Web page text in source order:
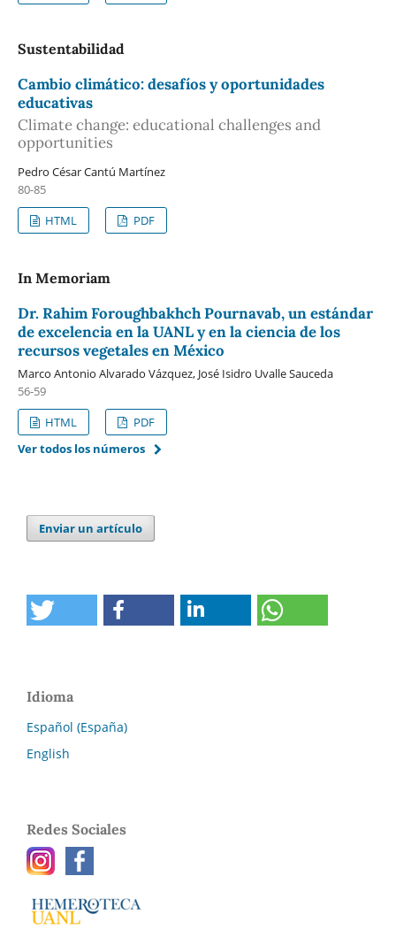
Sustentabilidad
Cambio climático: desafíos y oportunidades
educativas
Climate change: educational challenges and
opportunities
Pedro César Cantú Martínez
80-85
HTML
PDF
In Memoriam
Dr. Rahim Foroughbakhch Pournavab, un estándar
de excelencia en la UANL y en la ciencia de los
recursos vegetales en México
Marco Antonio Alvarado Vázquez, José Isidro Uvalle Sauceda
56-59
HTML
PDF
Ver todos los números
Enviar un artículo
Idioma
Español (España)
English
Redes Sociales